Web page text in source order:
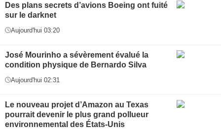
Des plans secrets d’avions Boeing ont fuité
sur le darknet
Aujourd'hui 03:20
José Mourinho a sévèrement évalué la
condition physique de Bernardo Silva
Aujourd'hui 02:31
Le nouveau projet d’Amazon au Texas
pourrait devenir le plus grand pollueur
environnemental des États-Unis